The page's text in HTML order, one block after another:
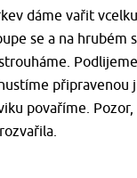
dáme vařit
se a na hrubém
připravenou
povaříme. Pozor,